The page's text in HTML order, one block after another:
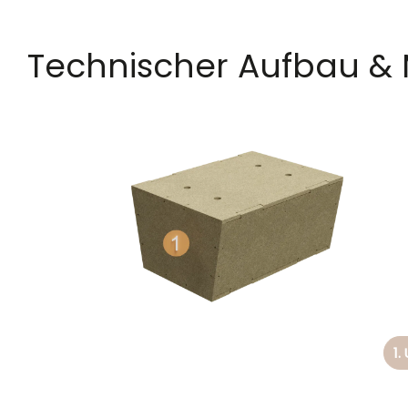
Technischer Aufbau &